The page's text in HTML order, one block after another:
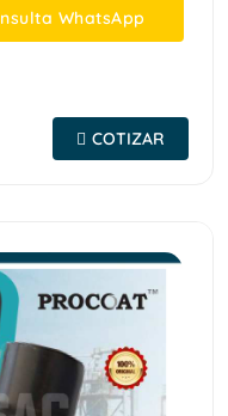
WhatsApp
COTIZAR